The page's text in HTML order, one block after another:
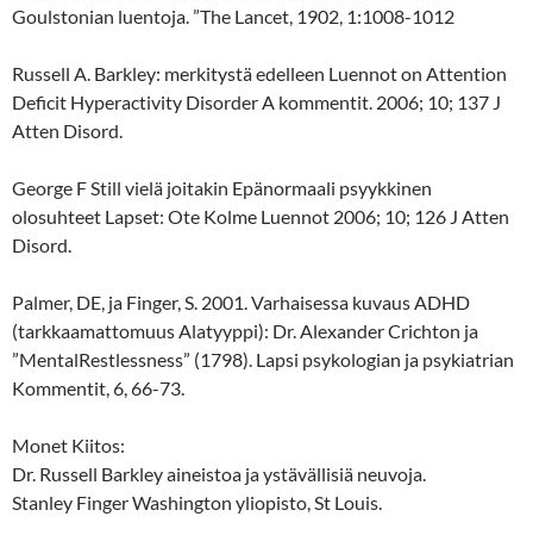
Goulstonian luentoja. ”The Lancet, 1902, 1:1008-1012
Russell A. Barkley: merkitystä edelleen Luennot on Attention
Deficit Hyperactivity Disorder A kommentit. 2006; 10; 137 J
Atten Disord.
George F Still vielä joitakin Epänormaali psyykkinen
olosuhteet Lapset: Ote Kolme Luennot 2006; 10; 126 J Atten
Disord.
Palmer, DE, ja Finger, S. 2001. Varhaisessa kuvaus ADHD
(tarkkaamattomuus Alatyyppi): Dr. Alexander Crichton ja
”MentalRestlessness” (1798). Lapsi psykologian ja psykiatrian
Kommentit, 6, 66-73.
Monet Kiitos:
Dr. Russell Barkley aineistoa ja ystävällisiä neuvoja.
Stanley Finger Washington yliopisto, St Louis.